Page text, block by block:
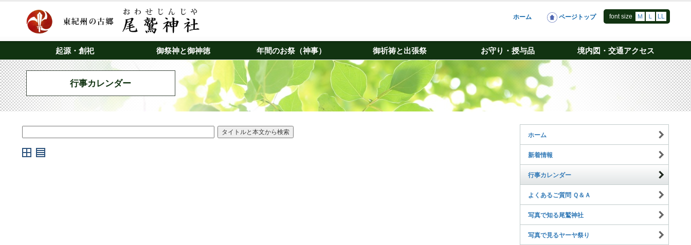
ホーム ページトップ font size Ｍ Ｌ LL
起源・創祀 御祭神と御神徳 年間のお祭（神事） 御祈祷と出張祭 お守り・授与品 境内図・交通アクセス
行事カレンダー
ホーム
新着情報
行事カレンダー
よくあるご質問 Ｑ＆Ａ
写真で知る尾鷲神社
写真で見るヤーヤ祭り